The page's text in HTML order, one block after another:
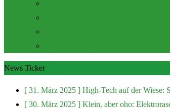
News Ticker
[ 31. März 2025 ] High-Tech auf der Wiese:
[ 30. März 2025 ] Klein, aber oho: